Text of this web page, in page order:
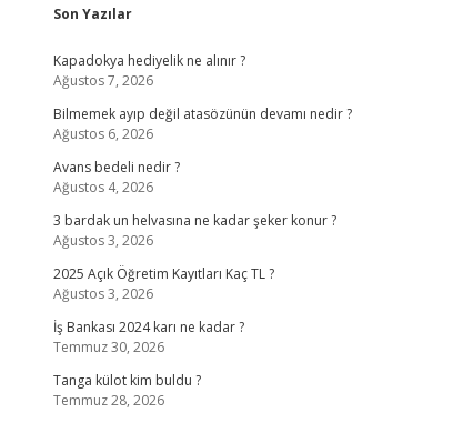
Sidebar
Son Yazılar
Kapadokya hediyelik ne alınır ?
Ağustos 7, 2026
Bilmemek ayıp değil atasözünün devamı nedir ?
Ağustos 6, 2026
Avans bedeli nedir ?
Ağustos 4, 2026
3 bardak un helvasına ne kadar şeker konur ?
Ağustos 3, 2026
2025 Açık Öğretim Kayıtları Kaç TL ?
Ağustos 3, 2026
İş Bankası 2024 karı ne kadar ?
Temmuz 30, 2026
Tanga külot kim buldu ?
Temmuz 28, 2026